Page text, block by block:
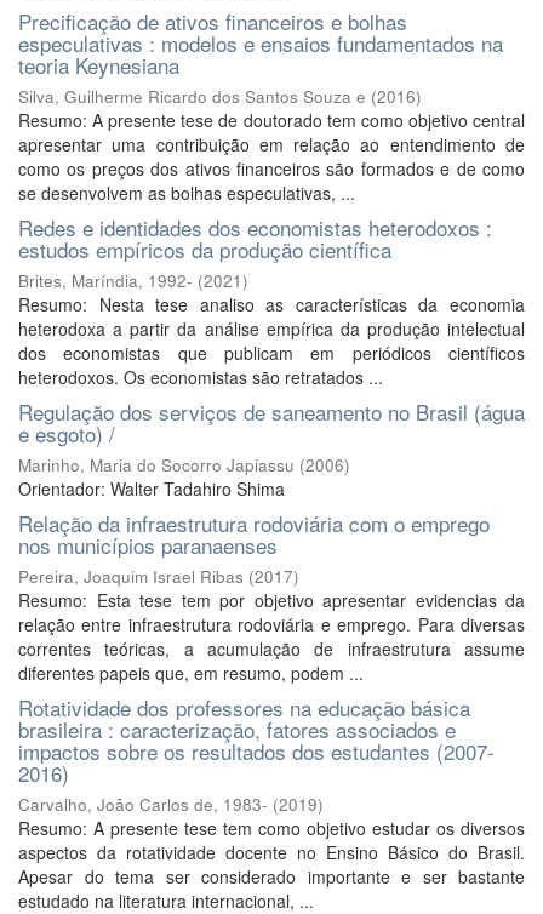
Precificação de ativos financeiros e bolhas
especulativas : modelos e ensaios fundamentados na
teoria Keynesiana
Silva, Guilherme Ricardo dos Santos Souza e (2016)
Resumo: A presente tese de doutorado tem como objetivo central
apresentar uma contribuição em relação ao entendimento de
como os preços dos ativos financeiros são formados e de como
se desenvolvem as bolhas especulativas, ...
Redes e identidades dos economistas heterodoxos :
estudos empíricos da produção científica
Brites, Maríndia, 1992- (2021)
Resumo: Nesta tese analiso as características da economia
heterodoxa a partir da análise empírica da produção intelectual
dos economistas que publicam em periódicos científicos
heterodoxos. Os economistas são retratados ...
Regulaçăo dos serviços de saneamento no Brasil (água
e esgoto) /
Marinho, Maria do Socorro Japiassu (2006)
Orientador: Walter Tadahiro Shima
Relação da infraestrutura rodoviária com o emprego
nos municípios paranaenses
Pereira, Joaquim Israel Ribas (2017)
Resumo: Esta tese tem por objetivo apresentar evidencias da
relação entre infraestrutura rodoviária e emprego. Para diversas
correntes teóricas, a acumulação de infraestrutura assume
diferentes papeis que, em resumo, podem ...
Rotatividade dos professores na educação básica
brasileira : caracterização, fatores associados e
impactos sobre os resultados dos estudantes (2007-
2016)
Carvalho, João Carlos de, 1983- (2019)
Resumo: A presente tese tem como objetivo estudar os diversos
aspectos da rotatividade docente no Ensino Básico do Brasil.
Apesar do tema ser considerado importante e ser bastante
estudado na literatura internacional, ...